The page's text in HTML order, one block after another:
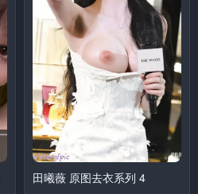
田曦薇 原图去衣系列 4